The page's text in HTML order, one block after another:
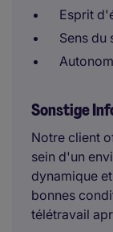
Esprit
Sens du
Sonstige
Notre client
sein d'un
dynamique
bonnes
télétravail